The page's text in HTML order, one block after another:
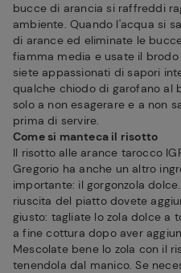
bucce di arancia si raffreddi
ambiente. Quando l'acqua si
di arance ed eliminate le
fiamma media e usate il
siete appassionati di sapori
qualche chiodo di garofano al
solo a non esagerare e a non
prima di servire.
Come si manteca il risotto
Il risotto alle arance tarocco
Gregorio ha anche un altro
importante: il gorgonzola
riuscita del piatto dovete
giusto: tagliate lo zola dolce a
a fine cottura dopo aver
Mescolate bene lo zola con il
tenendola dal manico. Se